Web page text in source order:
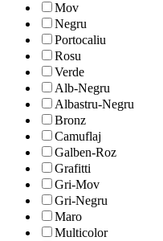
Mov
Negru
Portocaliu
Rosu
Verde
Alb-Negru
Albastru-Negru
Bronz
Camuflaj
Galben-Roz
Grafitti
Gri-Mov
Gri-Negru
Maro
Multicolor